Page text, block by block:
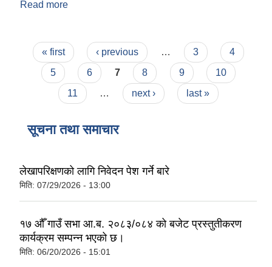
Read more
Pages
« first ‹ previous … 3
4
5
6 7 8 9
10
11
… next › last »
सूचना तथा समाचार
लेखापरिक्षणको लागि निवेदन पेश गर्ने बारे
मिति: 07/29/2026 - 13:00
१७ औँ गाउँ सभा आ.ब. २०८३/०८४ को बजेट प्रस्तुतीकरण
कार्यक्रम सम्पन्न भएको छ।
मिति: 06/20/2026 - 15:01